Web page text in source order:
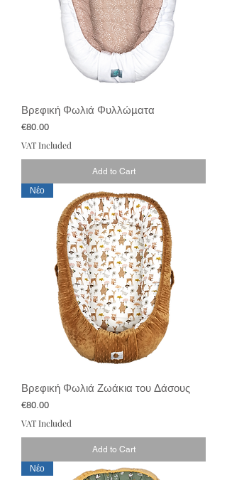
Βρεφική Φωλιά Φυλλώματα
Price
€80.00
VAT Included
Add to Cart
Νέο
Βρεφική Φωλιά Ζωάκια του Δάσους
Price
€80.00
VAT Included
Add to Cart
Νέο